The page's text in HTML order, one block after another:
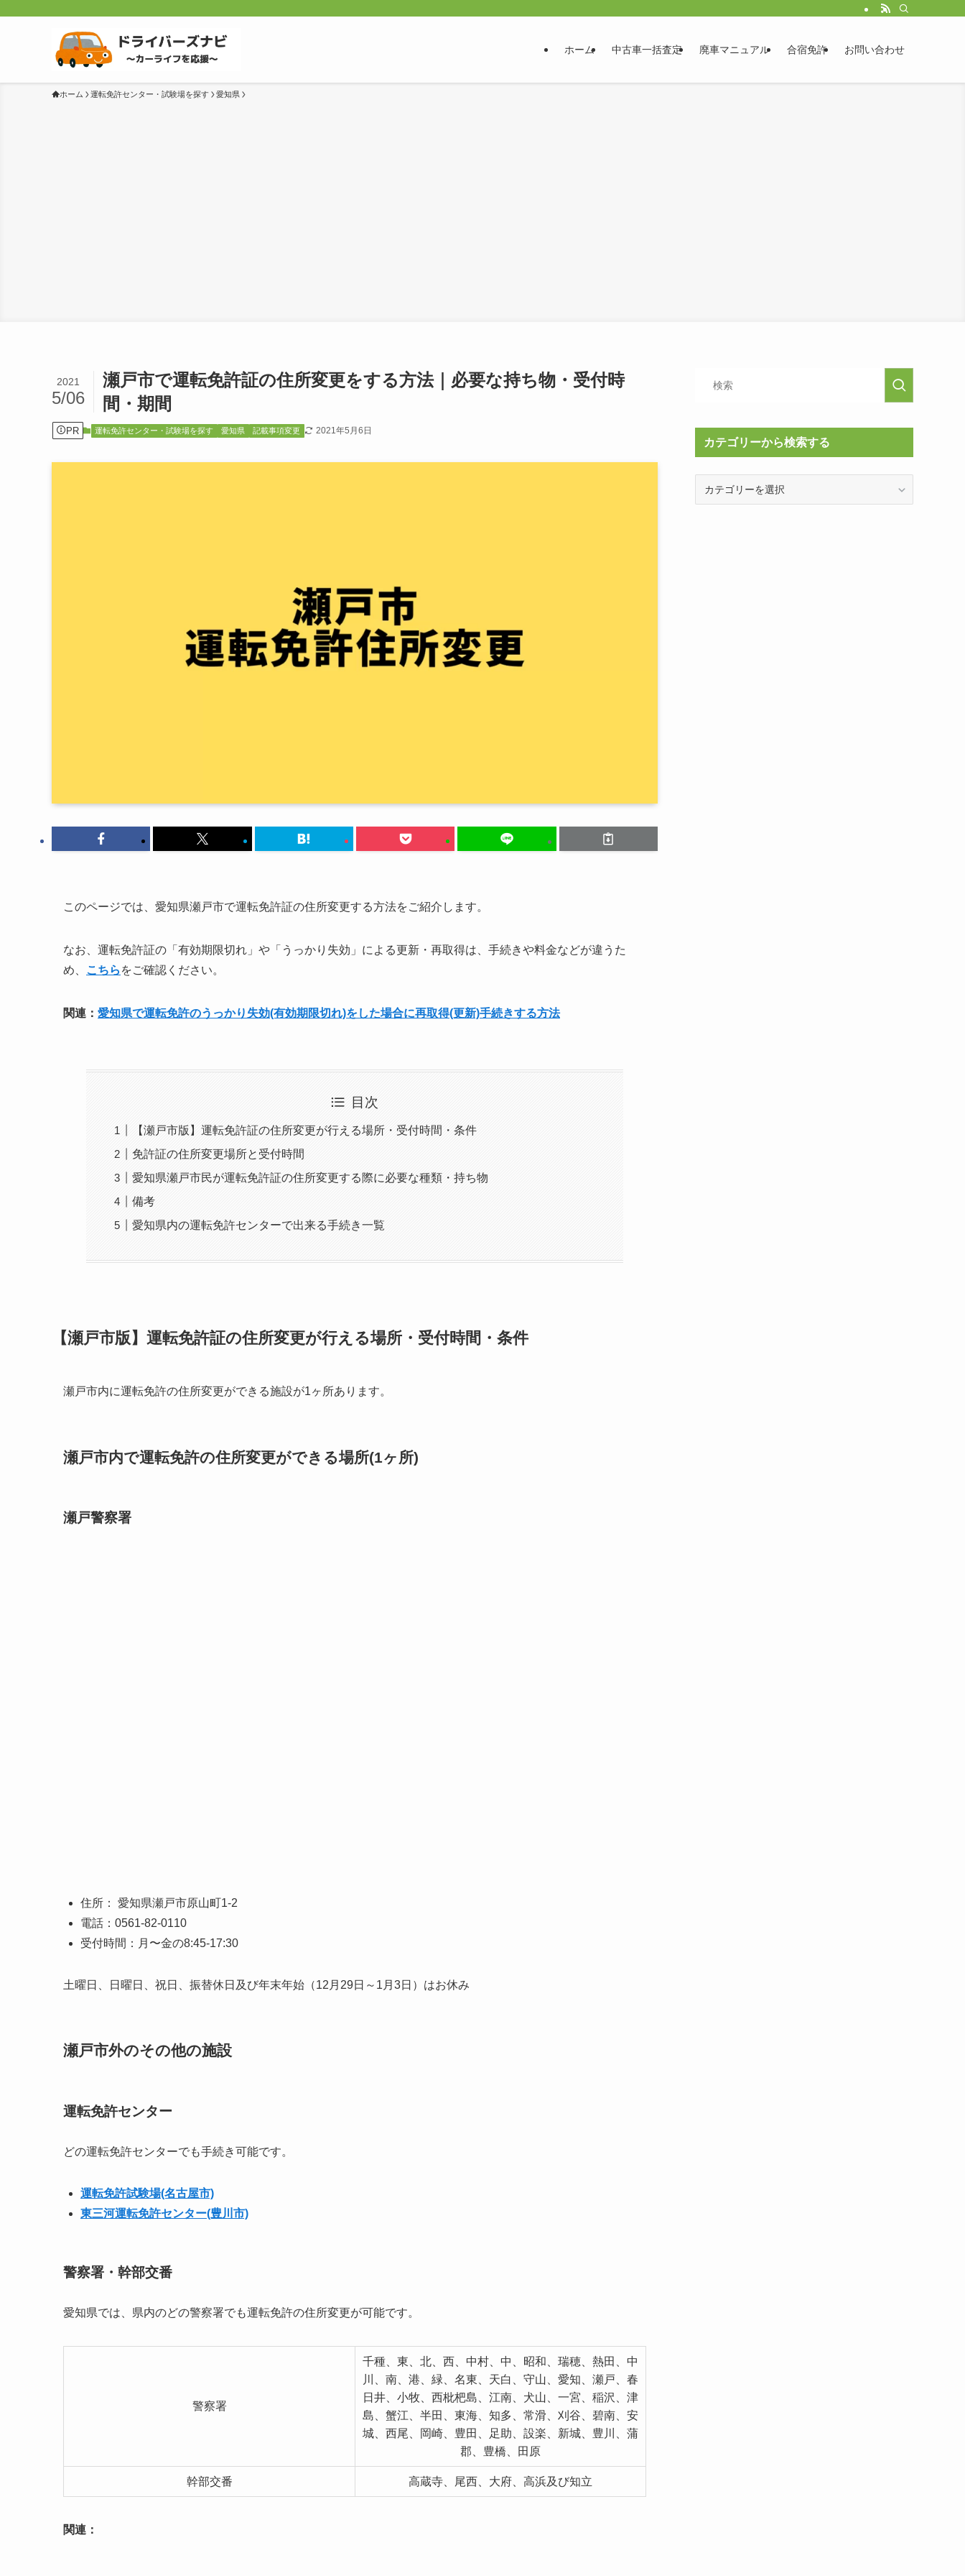
ホーム 中古車一括査定 廃車マニュアル 合宿免許 お問い合わせ
ホーム 運転免許センター・試験場を探す 愛知県
瀬戸市で運転免許証の住所変更をする方法｜必要な持ち物・受付時
間・期間
2021
5/06
PR 運転免許センター・試験場を探す 愛知県 記載事項変更 2021年5月6日
このページでは、愛知県瀬戸市で運転免許証の住所変更する方法をご紹介します。
なお、運転免許証の「有効期限切れ」や「うっかり失効」による更新・再取得は、手続きや料金などが違うた
め、
こちら をご確認ください。
関連： 愛知県で運転免許のうっかり失効(有効期限切れ)をした場合に再取得(更新)手続きする方法
目次
【瀬戸市版】運転免許証の住所変更が行える場所・受付時間・条件
免許証の住所変更場所と受付時間
愛知県瀬戸市民が運転免許証の住所変更する際に必要な種類・持ち物
備考
愛知県内の運転免許センターで出来る手続き一覧
【瀬戸市版】運転免許証の住所変更が行える場所・受付時間・条件
瀬戸市内に運転免許の住所変更ができる施設が1ヶ所あります。
瀬戸市内で運転免許の住所変更ができる場所(1ヶ所)
瀬戸警察署
住所： 愛知県瀬戸市原山町1-2
電話：0561-82-0110
受付時間：月〜金の8:45-17:30
土曜日、日曜日、祝日、振替休日及び年末年始（12月29日～1月3日）はお休み
瀬戸市外のその他の施設
運転免許センター
どの運転免許センターでも手続き可能です。
運転免許試験場(名古屋市)
東三河運転免許センター(豊川市)
警察署・幹部交番
愛知県では、県内のどの警察署でも運転免許の住所変更が可能です。
警察署
千種、東、北、西、中村、中、昭和、瑞穂、熱田、中
川、南、港、緑、名東、天白、守山、愛知、瀬戸、春
日井、小牧、西枇杷島、江南、犬山、一宮、稲沢、津
島、蟹江、半田、東海、知多、常滑、刈谷、碧南、安
城、西尾、岡崎、豊田、足助、設楽、新城、豊川、蒲
郡、豊橋、田原
幹部交番 高蔵寺、尾西、大府、高浜及び知立
関連：
カテゴリーから検索する